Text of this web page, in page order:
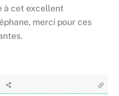
à cet excellent
merci pour ces